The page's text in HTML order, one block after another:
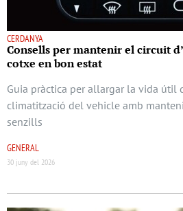
CERDANYA
Consells per mantenir el circuit
cotxe en bon estat
Guia pràctica per allargar la vida útil
climatització del vehicle amb
senzills
GENERAL
30 juny del 2026